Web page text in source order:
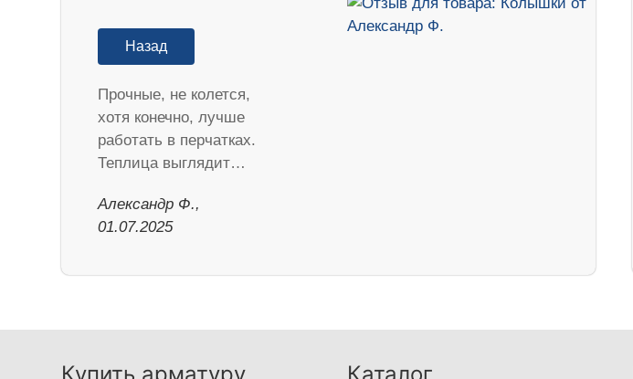
Назад
Прочные, не колется,
хотя конечно, лучше
работать в перчатках.
Теплица выглядит…
Александр Ф.,
01.07.2025
Купить арматуру Каталог